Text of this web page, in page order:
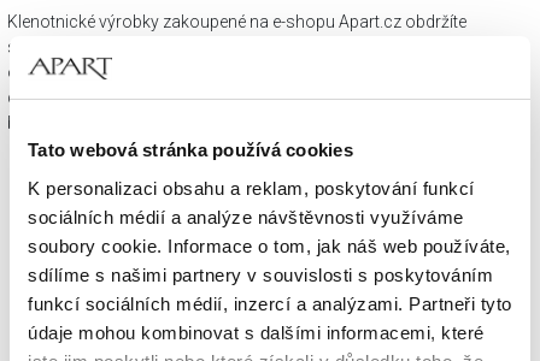
Tato webová stránka používá cookies
K personalizaci obsahu a reklam, poskytování funkcí
sociálních médií a analýze návštěvnosti využíváme
soubory cookie. Informace o tom, jak náš web používáte,
sdílíme s našimi partnery v souvislosti s poskytováním
funkcí sociálních médií, inzercí a analýzami. Partneři tyto
údaje mohou kombinovat s dalšími informacemi, které
Klenotnické výrobky zakoupené na e-shopu Apart.cz obdržíte
spolu s dárkovou krabičkou a taštičkou – v závislosti na
objednaném sortimentu. Váš nákup se tak stane krásným
dárkem, který můžete bez dalších příprav věnovat svým
blízkým.